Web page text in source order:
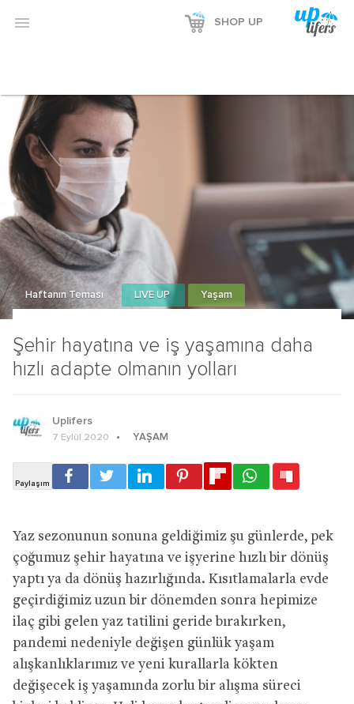
 SHOP UP
Şehir hayatına ve iş yaşamına daha
hızlı adapte olmanın yolları
Haftanın Teması LIVE UP Yaşam
Uplifers
7 Eylül 2020 YAŞAM
Yaz sezonunun sonuna geldiğimiz şu günlerde, pek
çoğumuz şehir hayatına ve işyerine hızlı bir dönüş
yaptı ya da dönüş hazırlığında. Kısıtlamalarla evde
geçirdiğimiz uzun bir dönemden sonra hepimize
ilaç gibi gelen yaz tatilini geride bırakırken,
pandemi nedeniyle değişen günlük yaşam
alışkanlıklarımız ve yeni kurallarla kökten
değişecek iş yaşamında zorlu bir alışma süreci